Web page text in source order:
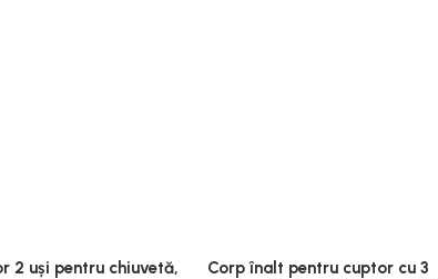
2 uși pentru chiuvetă,
Corp înalt pentru cuptor cu 3